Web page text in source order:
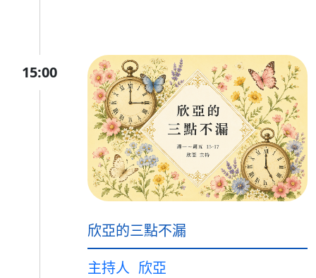
15:00
欣亞的三點不漏
主持人 欣亞